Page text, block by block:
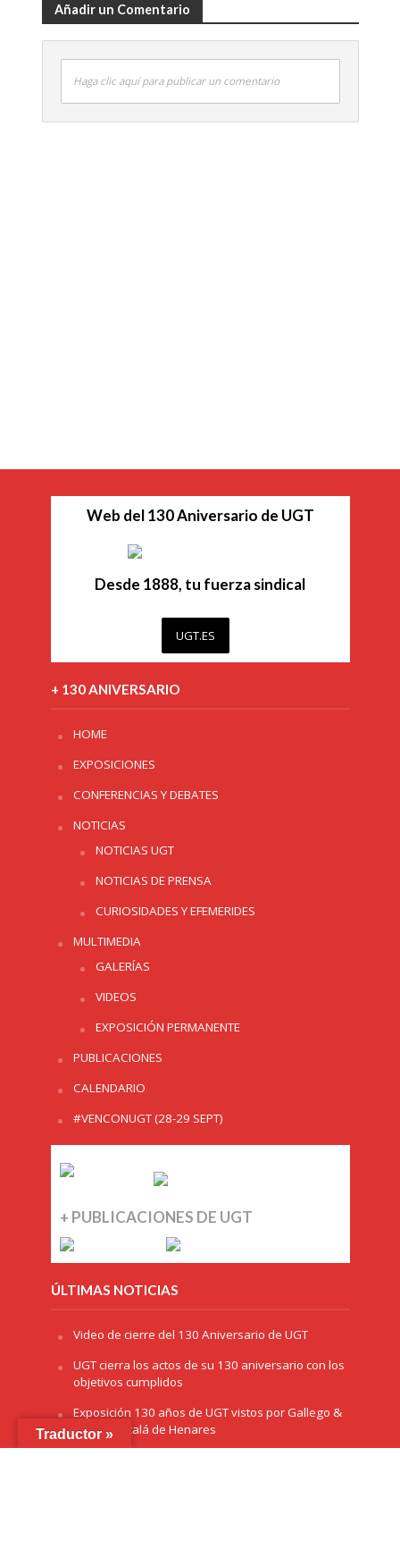
Añadir un Comentario
Haga clic aquí para publicar un comentario
Web del 130 Aniversario de UGT
Desde 1888, tu fuerza sindical
UGT.ES
+ 130 ANIVERSARIO
HOME
EXPOSICIONES
CONFERENCIAS Y DEBATES
NOTICIAS
NOTICIAS UGT
NOTICIAS DE PRENSA
CURIOSIDADES Y EFEMERIDES
MULTIMEDIA
GALERÍAS
VIDEOS
EXPOSICIÓN PERMANENTE
PUBLICACIONES
CALENDARIO
#VENCONUGT (28-29 SEPT)
+ PUBLICACIONES DE UGT
ÚLTIMAS NOTICIAS
Video de cierre del 130 Aniversario de UGT
UGT cierra los actos de su 130 aniversario con los
objetivos cumplidos
Exposición 130 años de UGT vistos por Gallego &
Rey, en Alcalá de Henares
Traductor »